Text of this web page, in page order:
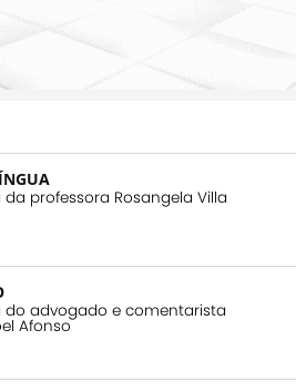
professora Rosangela Villa
do advogado e comentarista
Afonso